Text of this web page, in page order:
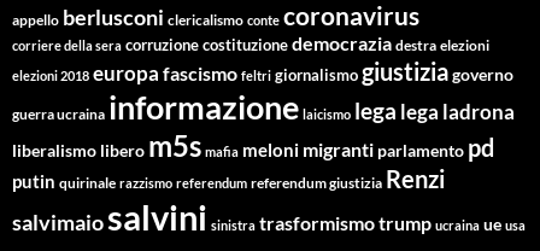
appello berlusconi clericalismo conte coronavirus
corriere della sera corruzionecostituzionedemocrazia destra elezioni
elezioni 2018 europa fascismo feltri giornalismogiustiziagoverno
guerra ucraina informazione laicismo lega lega ladrona
liberalismo libero m5s mafia meloni migranti parlamento pd
putin quirinale razzismo referendum referendum giustizia Renzi
salvimaiosalvini sinistra trasformismotrump ucraina ue usa